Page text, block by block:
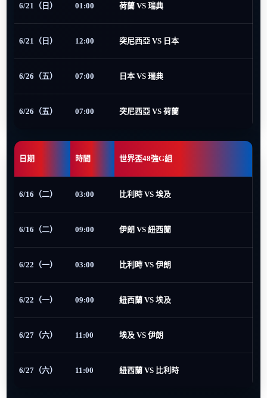
6/21（日） 01:00 荷蘭 VS 瑞典
6/21（日） 12:00 突尼西亞 VS 日本
6/26（五） 07:00 日本 VS 瑞典
6/26（五） 07:00 突尼西亞 VS 荷蘭
日期 時間 世界盃48強G組
6/16（二） 03:00 比利時 VS 埃及
6/16（二） 09:00 伊朗 VS 紐西蘭
6/22（一） 03:00 比利時 VS 伊朗
6/22（一） 09:00 紐西蘭 VS 埃及
6/27（六） 11:00 埃及 VS 伊朗
6/27（六） 11:00 紐西蘭 VS 比利時